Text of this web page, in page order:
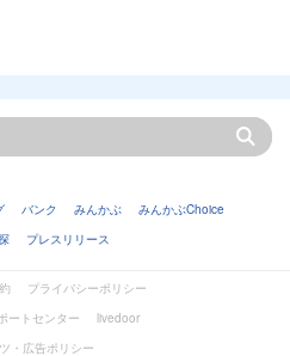
バンク みんかぶ
みんかぶChoice
プレスリリース
プライバシーポリシー
ートセンター
livedoor
・広告ポリシー